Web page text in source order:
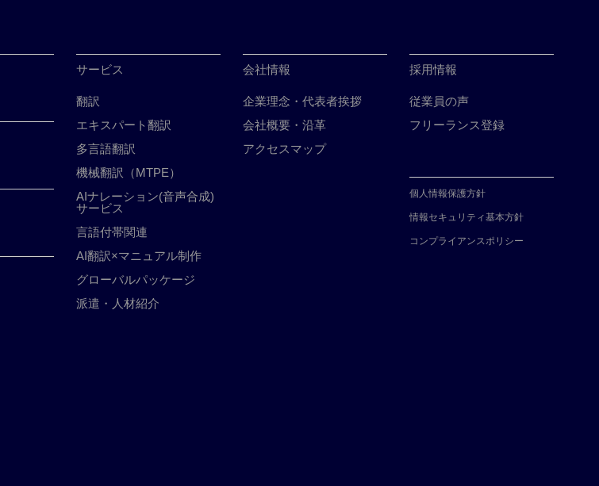
サービス
翻訳
エキスパート翻訳
多言語翻訳
機械翻訳（MTPE）
AIナレーション(音声合成)
サービス
言語付帯関連
AI翻訳×マニュアル制作
グローバルパッケージ
派遣・人材紹介
会社情報
企業理念・代表者挨拶
会社概要・沿革
アクセスマップ
採用情報
従業員の声
フリーランス登録
個人情報保護方針
情報セキュリティ基本方針
コンプライアンスポリシー